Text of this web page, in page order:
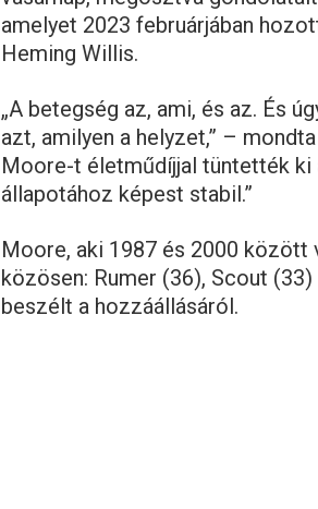
amelyet 2023 februárjában
Heming Willis.
„A betegség az, ami, és az. És
azt, amilyen a helyzet,” –
Moore-t életműdíjjal tüntették ki
állapotához képest stabil.”
Moore, aki 1987 és 2000 között
közösen: Rumer (36), Scout
beszélt a hozzáállásáról.